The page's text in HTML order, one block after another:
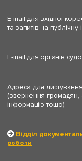
E-mail для вхідної
та запитів на публічну
E-mail для органів
Адреса для
(звернення громадян,
інформацію тощо)
Відділ
роботи